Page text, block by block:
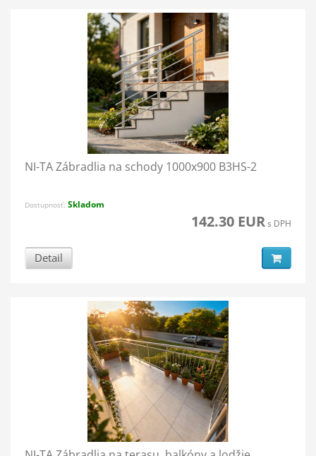
NI-TA Zábradlia na schody 1000x900 B3HS-2
Dostupnosť: Skladom
142.30 EURs DPH
Detail